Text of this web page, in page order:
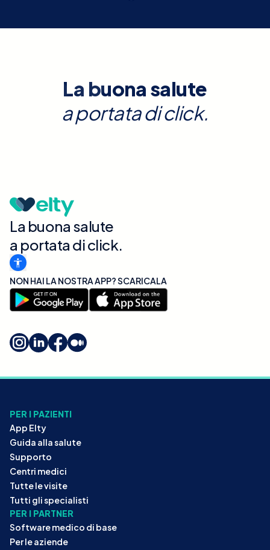
La buona salute
a portata di click.
La buona salute
a portata di click.
NON HAI LA NOSTRA APP? SCARICALA
PER I PAZIENTI
App Elty
Guida alla salute
Supporto
Centri medici
Tutte le visite
Tutti gli specialisti
PER I PARTNER
Software medico di base
Per le aziende